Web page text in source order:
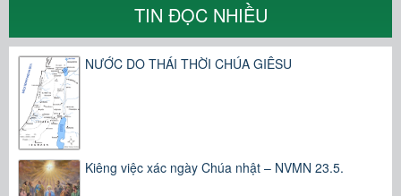
TIN ĐỌC NHIỀU
NƯỚC DO THÁI THỜI CHÚA GIÊSU
Kiêng việc xác ngày Chúa nhật – NVMN 23.5.